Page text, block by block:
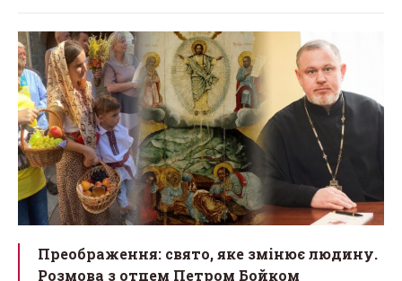
Преображення: свято, яке змінює людину.
Розмова з отцем Петром Бойком